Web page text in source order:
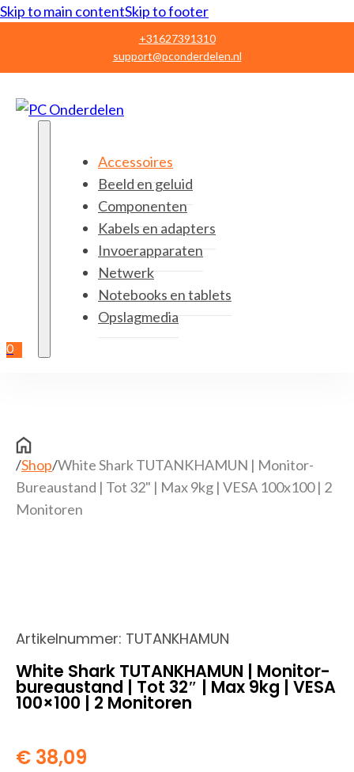
Skip to main contentSkip to footer
+31627391310
support@pconderdelen.nl
0
Accessoires
Beeld en geluid
Componenten
Kabels en adapters
Invoerapparaten
Netwerk
Notebooks en tablets
Opslagmedia
/Shop/White Shark TUTANKHAMUN | Monitor-
Bureaustand | Tot 32" | Max 9kg | VESA 100x100 | 2
Monitoren
Artikelnummer: TUTANKHAMUN
White Shark TUTANKHAMUN | Monitor-
bureaustand | Tot 32″ | Max 9kg | VESA
100×100 | 2 Monitoren
€ 38,09